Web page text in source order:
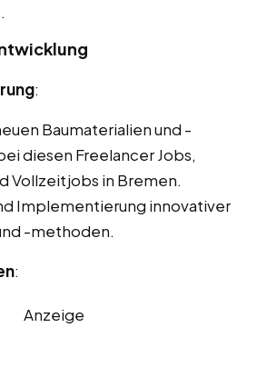
:
Baumaterialien und -
diesen Freelancer Jobs,
Vollzeitjobs in Bremen.
Implementierung innovativer
-methoden.
:
Anzeige